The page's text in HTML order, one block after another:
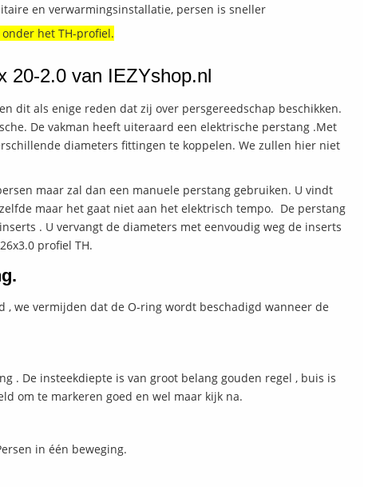
en verwarmingsinstallatie, persen is sneller
het TH-profiel.
20-2.0 van IEZYshop.nl
dit als enige reden dat zij over persgereedschap beschikken.
De vakman heeft uiteraard een elektrische perstang .Met
diameters fittingen te koppelen. We zullen hier niet
maar zal dan een manuele perstang gebruiken. U vindt
maar het gaat niet aan het elektrisch tempo. De perstang
. U vervangt de diameters met eenvoudig weg de inserts
profiel TH.
we vermijden dat de O-ring wordt beschadigd wanneer de
. De insteekdiepte is van groot belang gouden regel , buis is
om te markeren goed en wel maar kijk na.
in één beweging.